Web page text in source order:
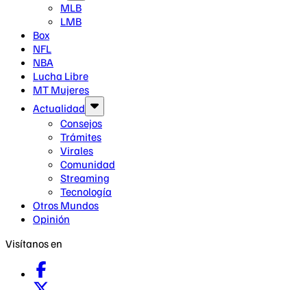
MLB
LMB
Box
NFL
NBA
Lucha Libre
MT Mujeres
Actualidad
Consejos
Trámites
Virales
Comunidad
Streaming
Tecnología
Otros Mundos
Opinión
Visítanos en